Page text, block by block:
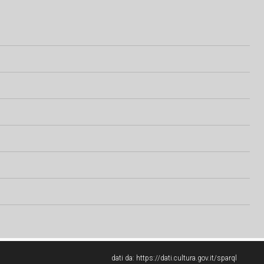
dati da: https://dati.cultura.gov.it/sparql